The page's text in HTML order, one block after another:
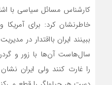
کارشناس مسائل سیاسی با
خاطرنشان کرد: برای
ببینند ایران بااقتدار در
سال‌هاست آن‌ها با زور و
را غارت کنند ولی ایران